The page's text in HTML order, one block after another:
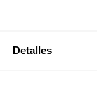
Detalles